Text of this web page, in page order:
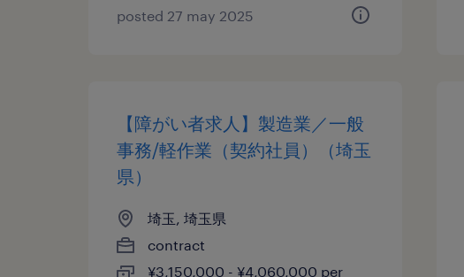
posted 27 may 2025
【障がい者求人】製造業／一般
事務/軽作業（契約社員）（埼玉
県）
埼玉, 埼玉県
contract
¥3,150,000 - ¥4,060,000 per